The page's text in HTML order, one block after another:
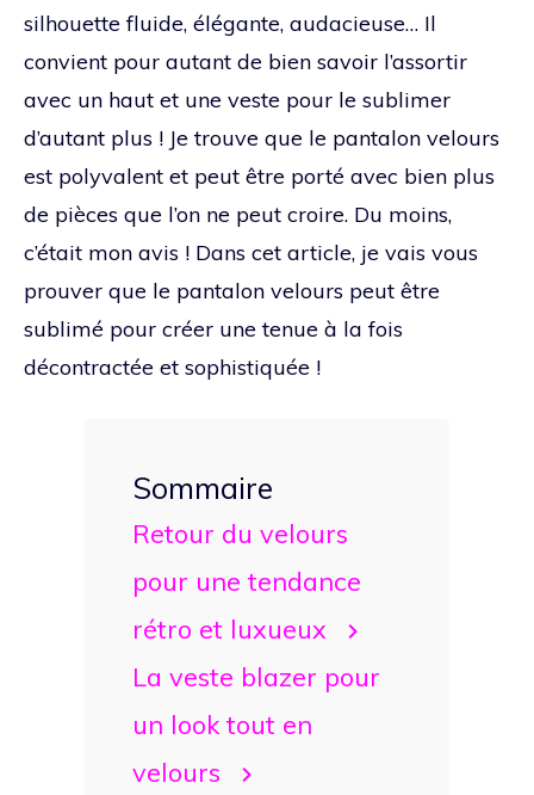
silhouette fluide, élégante, audacieuse… Il
convient pour autant de bien savoir l’assortir
avec un haut et une veste pour le sublimer
d’autant plus ! Je trouve que le pantalon velours
est polyvalent et peut être porté avec bien plus
de pièces que l’on ne peut croire. Du moins,
c’était mon avis ! Dans cet article, je vais vous
prouver que le pantalon velours peut être
sublimé pour créer une tenue à la fois
décontractée et sophistiquée !
Sommaire
Retour du velours
pour une tendance
rétro et luxueux
La veste blazer pour
un look tout en
velours